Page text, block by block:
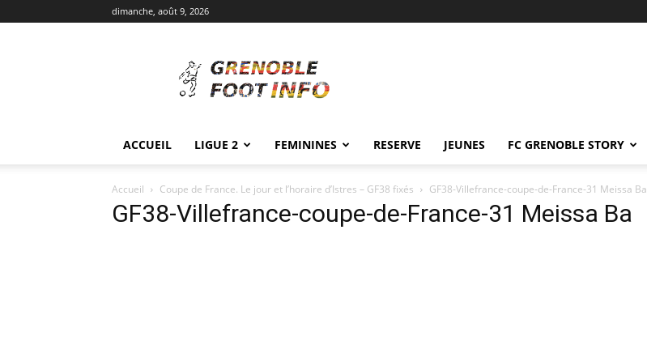
dimanche, août 9, 2026
Foot
Info
ACCUEIL LIGUE 2 FEMININES RESERVE JEUNES FC GRENOBLE STORY
Accueil Coupe de France. Le jour et l’horaire d’Istres – GF38 fixés GF38-Villefrance-coupe-de-France-31 Meissa Ba
GF38-Villefrance-coupe-de-France-31 Meissa Ba